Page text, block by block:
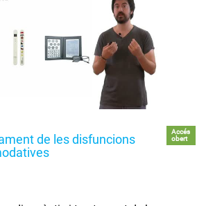
de les disfuncions
Accés
obert